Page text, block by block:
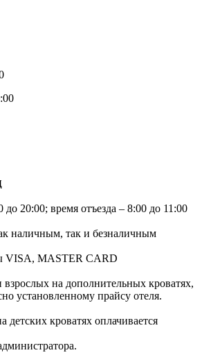
до 20:00; время отъезда – 8:00 до 11:00
наличным, так и безналичным
VISA, MASTER CARD
на дополнительных кроватях,
установленному прайсу отеля.
детских кроватях оплачивается